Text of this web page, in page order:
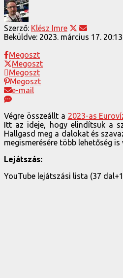
Szerző: Klész Imre
Beküldve: 2023. március 17.
Megoszt
Megoszt
Megoszt
Megoszt
e-mail
Végre összeállt a 2023-as
Itt az ideje, hogy elindítsuk a
Hallgasd meg a dalokat és
megismerésére több lehetőség is
Lejátszás:
YouTube lejátszási lista (37